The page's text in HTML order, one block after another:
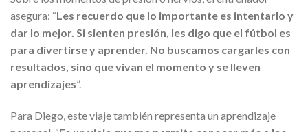
asegura: “Les recuerdo que lo importante es intentarlo y
dar lo mejor. Si sienten presión, les digo que el fútbol es
para divertirse y aprender. No buscamos cargarles con
resultados, sino que vivan el momento y se lleven
aprendizajes”.
Para Diego, este viaje también representa un aprendizaje